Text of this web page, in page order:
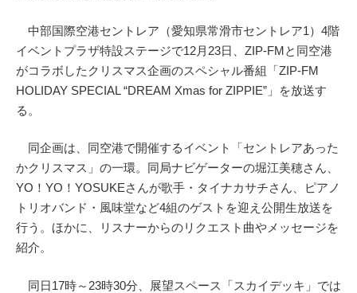
中部国際空港セントレア（愛知県常滑市セントレア1）4階
イベントプラザ特設ステージで12月23日、ZIP-FMと同空港
がコラボしたクリスマス企画のスペシャル番組「ZIP-FM
HOLIDAY SPECIAL “DREAM Xmas for ZIPPIE”」を放送す
る。
同企画は、同空港で開催するイベント「セントレアあった
かクリスマス」の一環。同局ナビゲーターの堀江美穂さん、
YO！YO！YOSUKEさんが歌手・タイナカサチさん、ピアノ
トリオバンド・風味堂など4組のゲストを迎え公開生放送を
行う。ほかに、リスナーからのリクエスト曲やメッセージを
紹介。
同日17時～23時30分、展望スペース「スカイデッキ」では